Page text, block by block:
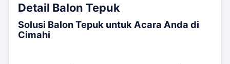
Detail Balon Tepuk
Solusi Balon Tepuk untuk Acara Anda di
Cimahi